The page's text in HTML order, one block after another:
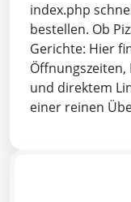
index.php
bestellen. Ob
Gerichte: Hier
und direktem
einer reinen